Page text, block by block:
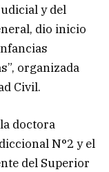
y del
dio inicio
organizada
Civil.
doctora
N°2 y el
del Superior